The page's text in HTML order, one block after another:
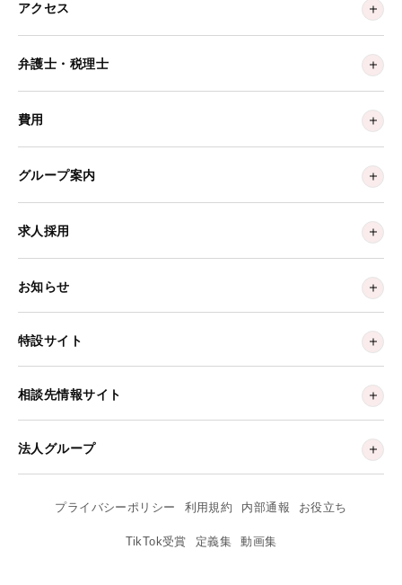
アクセス
弁護士・税理士
費用
グループ案内
求人採用
お知らせ
特設サイト
相談先情報サイト
法人グループ
プライバシーポリシー 利用規約 内部通報 お役立ち
TikTok受賞 定義集 動画集